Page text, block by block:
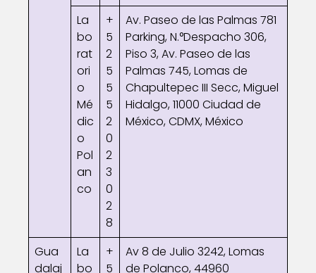
La
bo
rat
ori
o
Mé
dic
o
Pol
an
co
+
5
2
5
5
5
2
0
2
3
0
2
8
Av. Paseo de las Palmas 781
Parking, N.°Despacho 306,
Piso 3, Av. Paseo de las
Palmas 745, Lomas de
Chapultepec III Secc, Miguel
Hidalgo, 11000 Ciudad de
México, CDMX, México
Gua
dalaj
La
bo
+
5
Av 8 de Julio 3242, Lomas
de Polanco, 44960